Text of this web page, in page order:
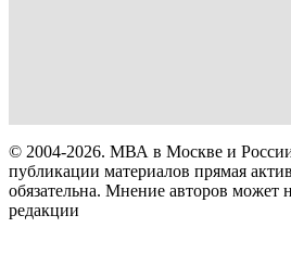
© 2004-2026. МВА в Москве и
публикации материалов прямая
обязательна. Мнение авторов может
редакции